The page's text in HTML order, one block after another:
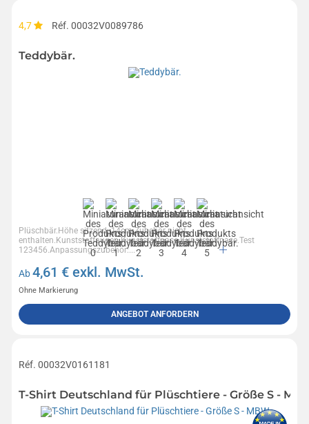
4,7 Réf. 00032V0089786
Teddybär.
Plüschbär.Höhe sitzend: 14cm.Zubehör nicht
enthalten.Kunststoffaugen.Kunststoffnase.Kunststoffnase.Test
123456.Anpassungszubehör:...
Ab4,61 € exkl. MwSt.
Ohne Markierung
ANGEBOT ANFORDERN
Réf. 00032V0161181
T-Shirt Deutschland für Plüschtiere - Größe S -